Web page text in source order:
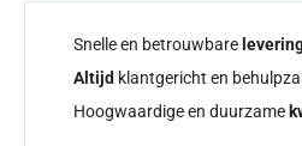
Snelle en betrouwbare
Altijd klantgericht en
Hoogwaardige en duurzame